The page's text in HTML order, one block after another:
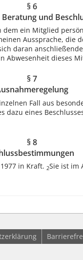
§ 6
und
dem ein Mitglied
Aussprache, die
daran
Abwesenheit dieses
§ 7
Fall aus
dazu eines
§ 8
in Kraft. 2Sie ist im